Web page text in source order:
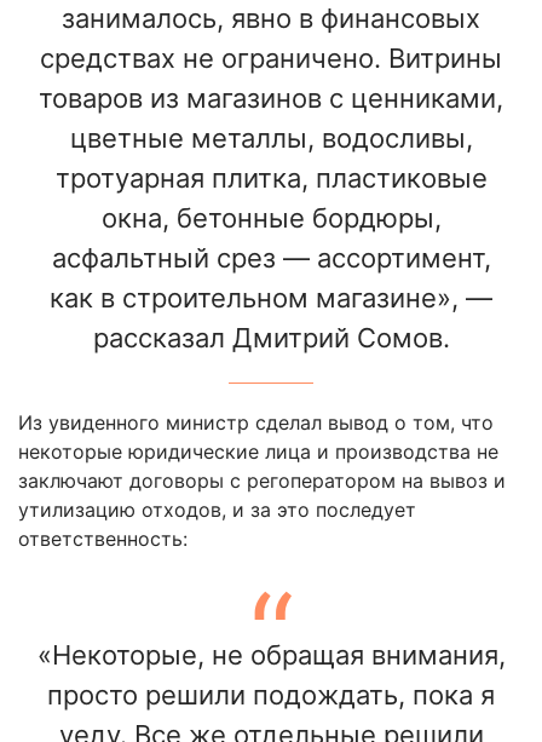
занималось, явно в финансовых
средствах не ограничено. Витрины
товаров из магазинов с ценниками,
цветные металлы, водосливы,
тротуарная плитка, пластиковые
окна, бетонные бордюры,
асфальтный срез — ассортимент,
как в строительном магазине», —
рассказал Дмитрий Сомов.
Из увиденного министр сделал вывод о том, что
некоторые юридические лица и производства не
заключают договоры с регоператором на вывоз и
утилизацию отходов, и за это последует
ответственность:
«Некоторые, не обращая внимания,
просто решили подождать, пока я
уеду. Все же отдельные решили